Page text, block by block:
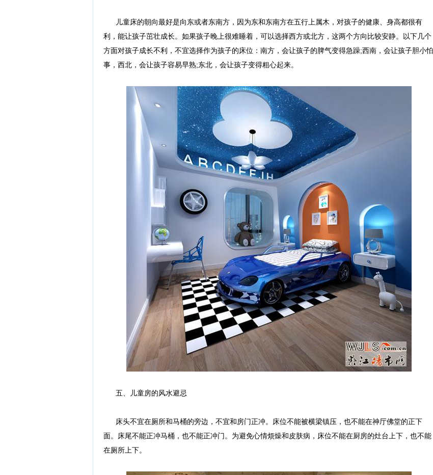
儿童床的朝向最好是向东或者东南方，因为东和东南方在五行上属木，对孩子的健康、身高都很有
利，能让孩子茁壮成长。如果孩子晚上很难睡着，可以选择西方或北方，这两个方向比较安静。以下几个
方面对孩子成长不利，不宜选择作为孩子的床位：南方，会让孩子的脾气变得急躁;西南，会让孩子胆小怕
事，西北，会让孩子容易早熟;东北，会让孩子变得粗心起来。
五、儿童房的风水避忌
床头不宜在厕所和马桶的旁边，不宜和房门正冲。床位不能被横梁镇压，也不能在神厅佛堂的正下
面。床尾不能正冲马桶，也不能正冲门。为避免心情烦燥和皮肤病，床位不能在厨房的灶台上下，也不能
在厕所上下。